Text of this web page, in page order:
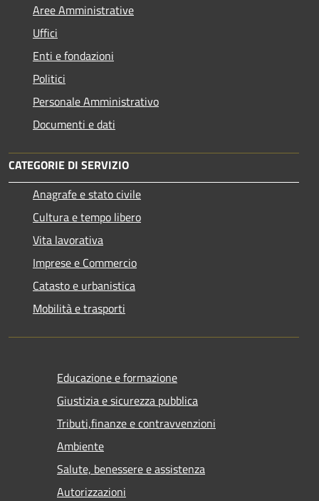
Aree Amministrative
Uffici
Enti e fondazioni
Politici
Personale Amministrativo
Documenti e dati
CATEGORIE DI SERVIZIO
Anagrafe e stato civile
Cultura e tempo libero
Vita lavorativa
Imprese e Commercio
Catasto e urbanistica
Mobilità e trasporti
Educazione e formazione
Giustizia e sicurezza pubblica
Tributi,finanze e contravvenzioni
Ambiente
Salute, benessere e assistenza
Autorizzazioni